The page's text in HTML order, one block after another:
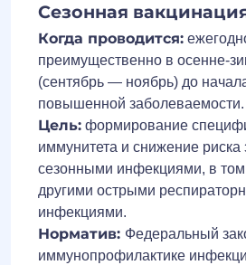
Сезонная
Когда проводится:
преимущественно в осенне-
(сентябрь — ноябрь) до
повышенной заболеваемости.
Цель: формирование
иммунитета и снижение риска
сезонными инфекциями, в том
другими острыми
инфекциями.
Норматив: Федеральный
иммунопрофилактике